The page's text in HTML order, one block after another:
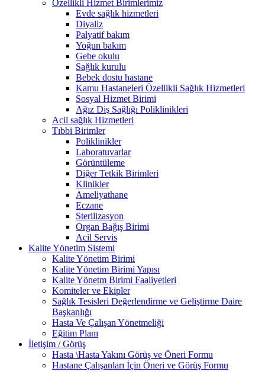
Özellikli Hizmet Birimlerimiz
Evde sağlık hizmetleri
Diyaliz
Palyatif bakım
Yoğun bakım
Gebe okulu
Sağlık kurulu
Bebek dostu hastane
Kamu Hastaneleri Özellikli Sağlık Hizmetleri
Sosyal Hizmet Birimi
Ağız Diş Sağlığı Poliklinikleri
Acil sağlık Hizmetleri
Tıbbi Birimler
Poliklinikler
Laboratuvarlar
Görüntüleme
Diğer Tetkik Birimleri
Klinikler
Ameliyathane
Eczane
Sterilizasyon
Organ Bağış Birimi
Acil Servis
Kalite Yönetim Sistemi
Kalite Yönetim Birimi
Kalite Yönetim Birimi Yapısı
Kalite Yönetm Birimi Faaliyetleri
Komiteler ve Ekipler
Sağlık Tesisleri Değerlendirme ve Geliştirme Daire
Başkanlığı
Hasta Ve Çalışan Yönetmeliği
Eğitim Planı
İletişim / Görüş
Hasta \Hasta Yakını Görüş ve Öneri Formu
Hastane Çalışanları İçin Öneri ve Görüş Formu